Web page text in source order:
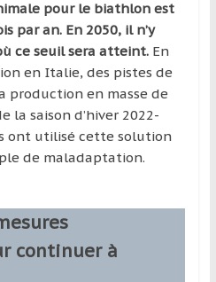
pour le biathlon est
par an. En 2050, il n’y
ce seuil sera atteint. En
en Italie, des pistes de
production en masse de
la saison d’hiver 2022-
ont utilisé cette solution
de maladaptation.
continuer à